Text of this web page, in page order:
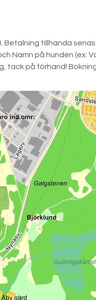
Betalning tillhanda
Namn på hunden (ex:
tack på förhand!